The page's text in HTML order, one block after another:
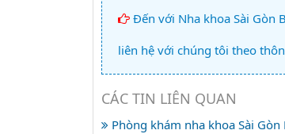
Đến với Nha khoa Sài Gòn
liên hệ với chúng tôi theo
CÁC TIN LIÊN QUAN
Phòng khám nha khoa Sài